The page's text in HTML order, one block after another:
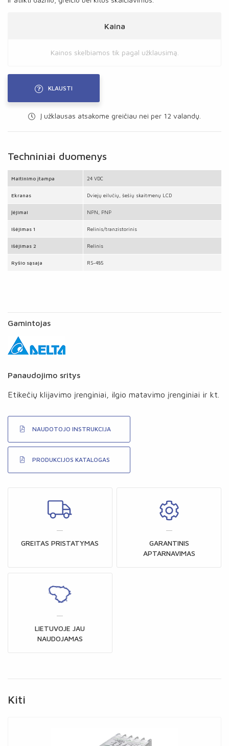
Kaina
Kainos skelbiamos tik pagal užklausimą.
KLAUSTI
Į užklausas atsakome greičiau nei per 12 valandų.
Techniniai duomenys
Maitinimo įtampa 24 VDC
Ekranas Dviejų eilučių, šešių skaitmenų LCD
Įėjimai NPN, PNP
Išėjimas 1 Relinis/tranzistorinis
Išėjimas 2 Relinis
Ryšio sąsaja RS-485
Gamintojas
Panaudojimo sritys
Etikečių klijavimo įrenginiai, ilgio matavimo įrenginiai ir kt.
NAUDOTOJO INSTRUKCIJA
PRODUKCIJOS KATALOGAS
GREITAS PRISTATYMAS
GARANTINIS
APTARNAVIMAS
LIETUVOJE JAU
NAUDOJAMAS
Kiti